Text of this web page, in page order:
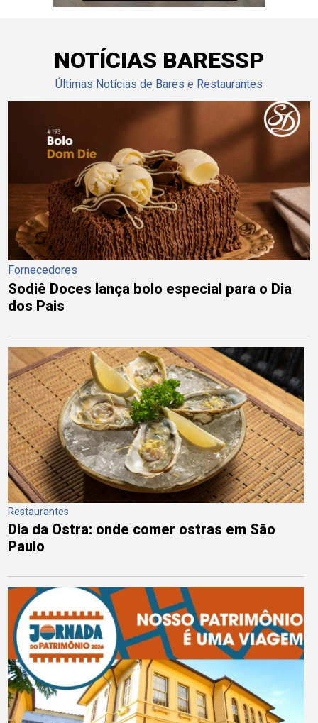
NOTÍCIAS BARESSP
Últimas Notícias de Bares e Restaurantes
Fornecedores
Sodiê Doces lança bolo especial para o Dia
dos Pais
Restaurantes
Dia da Ostra: onde comer ostras em São
Paulo